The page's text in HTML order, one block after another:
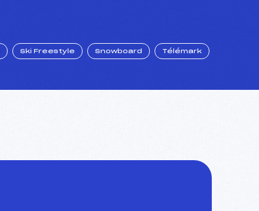
Ski Freestyle Snowboard Télémark